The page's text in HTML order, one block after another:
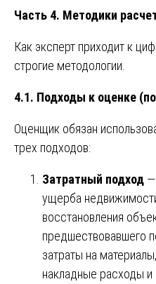
Часть 4. Методики
Как эксперт приходит к
строгие методологии.
4.1. Подходы к оценке
Оценщик обязан
трех подходов:
Затратный подход —
ущерба
восстановления
предшествовавшего
затраты на
накладные расходы и